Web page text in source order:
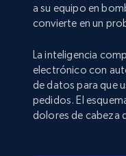
a su equipo en
convierte en un
La inteligencia
electrónico con
de datos para que
pedidos. El
dolores de cabeza